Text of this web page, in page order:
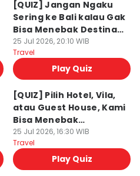
[QUIZ] Jangan Ngaku
Sering ke Bali kalau Gak
Bisa Menebak Destinasi
Instagramable Ini!
25 Jul 2026, 20:10 WIB
Travel
Play Quiz
[QUIZ] Pilih Hotel, Vila,
atau Guest House, Kami
Bisa Menebak
Kebiasaanmu saat
Traveling
25 Jul 2026, 16:30 WIB
Travel
Play Quiz